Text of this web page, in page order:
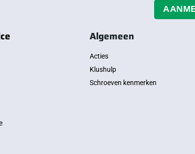
Algemeen
Acties
Klushulp
Schroeven kenmerken